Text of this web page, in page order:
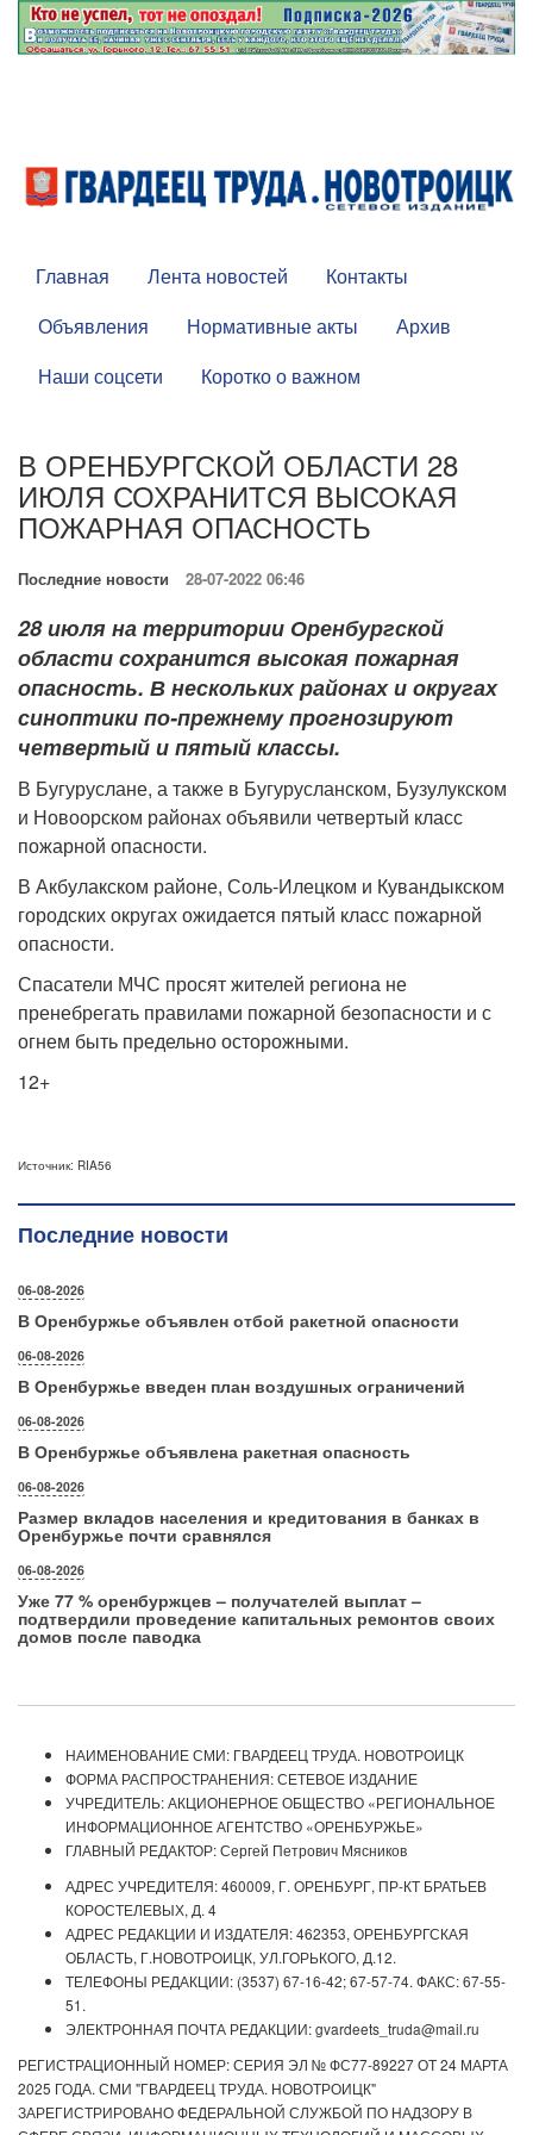
Главная Лента новостей
Контакты
Объявления
Нормативные акты
Архив
Наши соцсети
Коротко о важном
В ОРЕНБУРГСКОЙ ОБЛАСТИ 28
ИЮЛЯ СОХРАНИТСЯ ВЫСОКАЯ
ПОЖАРНАЯ ОПАСНОСТЬ
Последние новости 28-07-2022 06:46
28 июля на территории Оренбургской
области сохранится высокая пожарная
опасность. В нескольких районах и округах
синоптики по-прежнему прогнозируют
четвертый и пятый классы.
В Бугуруслане, а также в Бугурусланском, Бузулукском
и Новоорском районах объявили четвертый класс
пожарной опасности.
В Акбулакском районе, Соль-Илецком и Кувандыкском
городских округах ожидается пятый класс пожарной
опасности.
Спасатели МЧС просят жителей региона не
пренебрегать правилами пожарной безопасности и с
огнем быть предельно осторожными.
12+
Источник: RIA56
Последние новости
06-08-2026
В Оренбуржье объявлен отбой ракетной опасности
06-08-2026
В Оренбуржье введен план воздушных ограничений
06-08-2026
В Оренбуржье объявлена ракетная опасность
06-08-2026
Размер вкладов населения и кредитования в банках в
Оренбуржье почти сравнялся
06-08-2026
Уже 77 % оренбуржцев – получателей выплат –
подтвердили проведение капитальных ремонтов своих
домов после паводка
НАИМЕНОВАНИЕ СМИ: ГВАРДЕЕЦ ТРУДА. НОВОТРОИЦК
ФОРМА РАСПРОСТРАНЕНИЯ: СЕТЕВОЕ ИЗДАНИЕ
УЧРЕДИТЕЛЬ: АКЦИОНЕРНОЕ ОБЩЕСТВО «РЕГИОНАЛЬНОЕ
ИНФОРМАЦИОННОЕ АГЕНТСТВО «ОРЕНБУРЖЬЕ»
ГЛАВНЫЙ РЕДАКТОР: Сергей Петрович Мясников
АДРЕС УЧРЕДИТЕЛЯ: 460009, Г. ОРЕНБУРГ, ПР-КТ БРАТЬЕВ
КОРОСТЕЛЕВЫХ, Д. 4
АДРЕС РЕДАКЦИИ И ИЗДАТЕЛЯ: 462353, ОРЕНБУРГСКАЯ
ОБЛАСТЬ, Г.НОВОТРОИЦК, УЛ.ГОРЬКОГО, Д.12.
ТЕЛЕФОНЫ РЕДАКЦИИ: (3537) 67-16-42; 67-57-74. ФАКС: 67-55-
51.
ЭЛЕКТРОННАЯ ПОЧТА РЕДАКЦИИ: gvardeets_truda@mail.ru
РЕГИСТРАЦИОННЫЙ НОМЕР: СЕРИЯ ЭЛ № ФС77-89227 ОТ 24 МАРТА
2025 ГОДА. СМИ "ГВАРДЕЕЦ ТРУДА. НОВОТРОИЦК"
ЗАРЕГИСТРИРОВАНО ФЕДЕРАЛЬНОЙ СЛУЖБОЙ ПО НАДЗОРУ В